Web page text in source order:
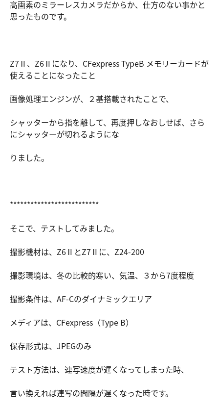
高画素のミラーレスカメラだからか、仕方のない事かと
思ったものです。
Z7Ⅱ、Z6Ⅱになり、CFexpress TypeB メモリーカードが
使えることになったこと
画像処理エンジンが、２基搭載されたことで、
シャッターから指を離して、再度押しなおしせば、さら
にシャッターが切れるようにな
りました。
**************************
そこで、テストしてみました。
撮影機材は、Z6ⅡとZ7Ⅱに、Z24-200
撮影環境は、冬の比較的寒い、気温、３から7度程度
撮影条件は、AF-Cのダイナミックエリア
メディアは、CFexpress（Type B）
保存形式は、JPEGのみ
テスト方法は、連写速度が遅くなってしまった時、
言い換えれば連写の間隔が遅くなった時です。